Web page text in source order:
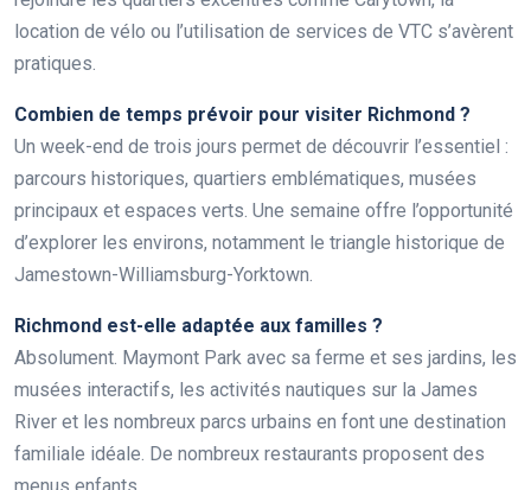
location de vélo ou l’utilisation de services de VTC s’avèrent
pratiques.
Combien de temps prévoir pour visiter Richmond ?
Un week-end de trois jours permet de découvrir l’essentiel :
parcours historiques, quartiers emblématiques, musées
principaux et espaces verts. Une semaine offre l’opportunité
d’explorer les environs, notamment le triangle historique de
Jamestown-Williamsburg-Yorktown.
Richmond est-elle adaptée aux familles ?
Absolument. Maymont Park avec sa ferme et ses jardins, les
musées interactifs, les activités nautiques sur la James
River et les nombreux parcs urbains en font une destination
familiale idéale. De nombreux restaurants proposent des